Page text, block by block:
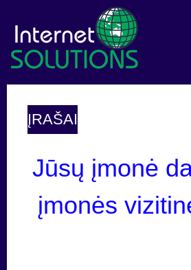
ĮRAŠAI
Jūsų įmonė
įmonės